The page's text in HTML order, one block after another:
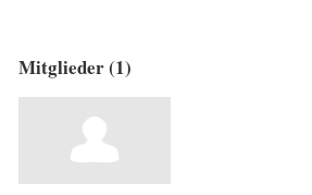
Mitglieder (1)